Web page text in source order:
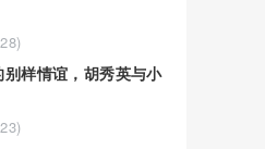
样情谊，胡秀英与小